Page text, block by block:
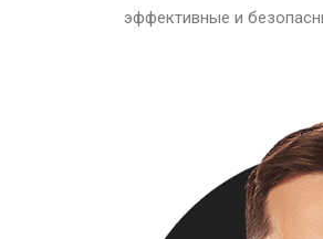
эффективные и